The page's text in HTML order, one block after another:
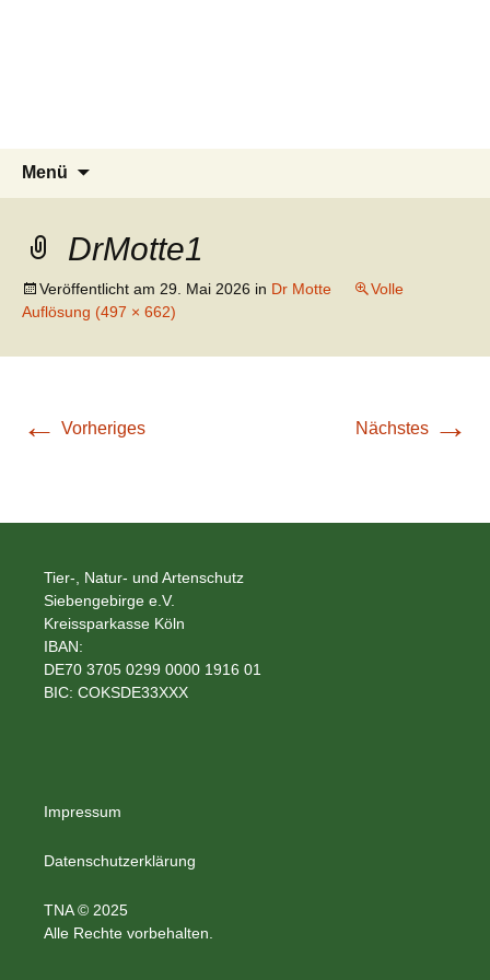
Tier Natur und Artenschutz
Siebengebirge e.V.
Tierschutzverein seit 1985 im
Siebengebirge – Orscheider
Menü
DrMotte1
Veröffentlicht am 29. Mai 2026 in Dr Motte
Volle
Auflösung (497 × 662)
← Vorheriges Nächstes →
Tier-, Natur- und Artenschutz
Siebengebirge e.V.
Kreissparkasse Köln
IBAN:
DE70 3705 0299 0000 1916 01
BIC: COKSDE33XXX
Impressum
Datenschutzerklärung
TNA © 2025
Alle Rechte vorbehalten.